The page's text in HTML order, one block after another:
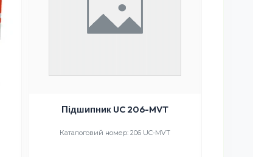
Підшипник UC 206-MVT
Каталоговий номер: 206 UC-MVT